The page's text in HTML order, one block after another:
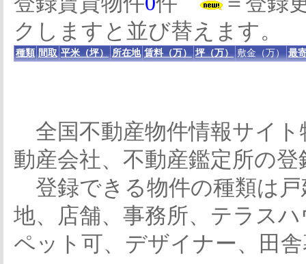
クしますと並び替えます。
種類 間取 平米（坪） 所在地 賃料（万） 坪（万） 敷金（万） 最
全国不動産物件情報サイト
動産会社、不動産鑑定所の
登録できる物件の種類は
地、店舗、事務所、テラス
ペット可、デザイナー、田